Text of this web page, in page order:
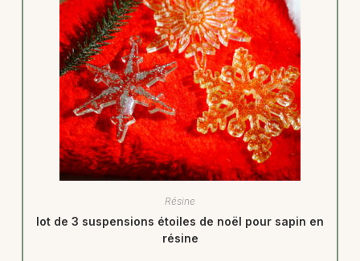
Résine
lot de 3 suspensions étoiles de noël pour sapin en
résine